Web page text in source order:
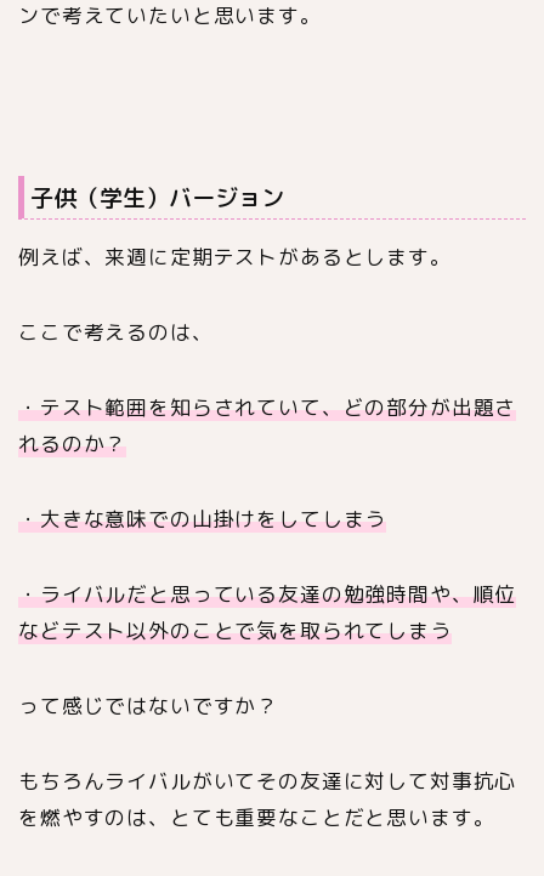
ンで考えていたいと思います。
子供（学生）バージョン
例えば、来週に定期テストがあるとします。
ここで考えるのは、
・テスト範囲を知らされていて、どの部分が出題さ
れるのか？
・大きな意味での山掛けをしてしまう
・ライバルだと思っている友達の勉強時間や、順位
などテスト以外のことで気を取られてしまう
って感じではないですか？
もちろんライバルがいてその友達に対して対事抗心
を燃やすのは、とても重要なことだと思います。